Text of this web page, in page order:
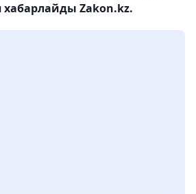
хабарлайды Zakon.kz.